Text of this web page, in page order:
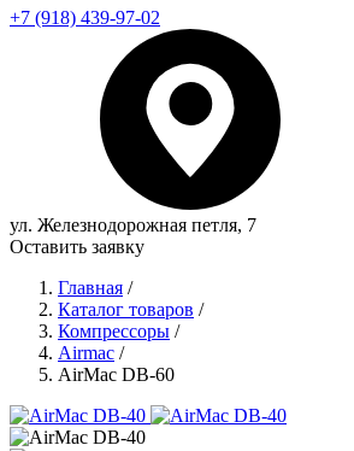
+7 (918) 439-97-02
ул. Железнодорожная петля, 7
Оставить заявку
Главная /
Каталог товаров /
Компрессоры /
Airmac /
AirMac DB-60